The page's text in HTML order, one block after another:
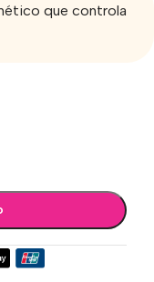
que controla